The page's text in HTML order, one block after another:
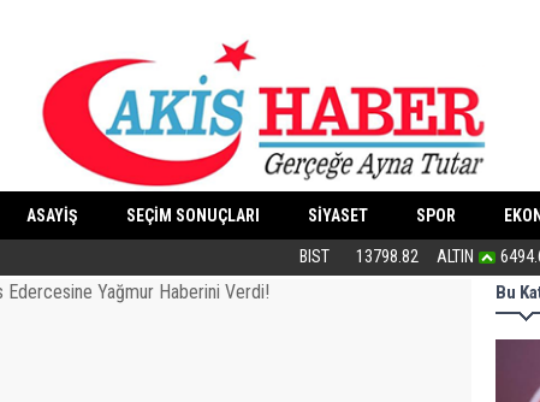
ASAYİŞ SEÇİM SONUÇLARI SİYASET SPOR
PKK silah bırakır mı?
BIST 13798.82 ALTIN
Bu